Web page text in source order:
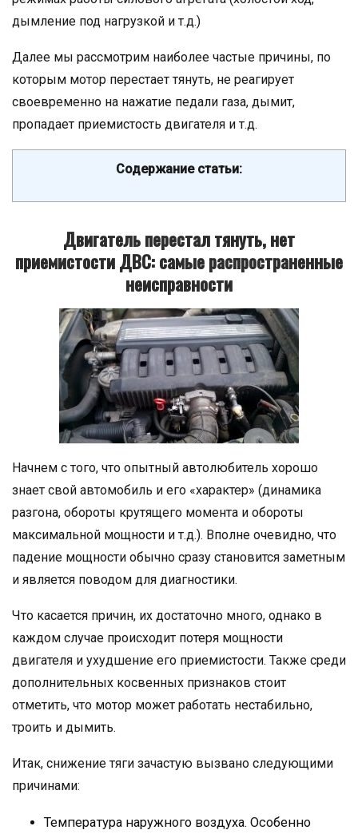
дымление под нагрузкой и т.д.)
Далее мы рассмотрим наиболее частые причины, по
которым мотор перестает тянуть, не реагирует
своевременно на нажатие педали газа, дымит,
пропадает приемистость двигателя и т.д.
Содержание статьи:
Двигатель перестал тянуть, нет
приемистости ДВС: самые распространенные
неисправности
Начнем с того, что опытный автолюбитель хорошо
знает свой автомобиль и его «характер» (динамика
разгона, обороты крутящего момента и обороты
максимальной мощности и т.д.). Вполне очевидно, что
падение мощности обычно сразу становится заметным
и является поводом для диагностики.
Что касается причин, их достаточно много, однако в
каждом случае происходит потеря мощности
двигателя и ухудшение его приемистости. Также среди
дополнительных косвенных признаков стоит
отметить, что мотор может работать нестабильно,
троить и дымить.
Итак, снижение тяги зачастую вызвано следующими
причинами:
Температура наружного воздуха. Особенно